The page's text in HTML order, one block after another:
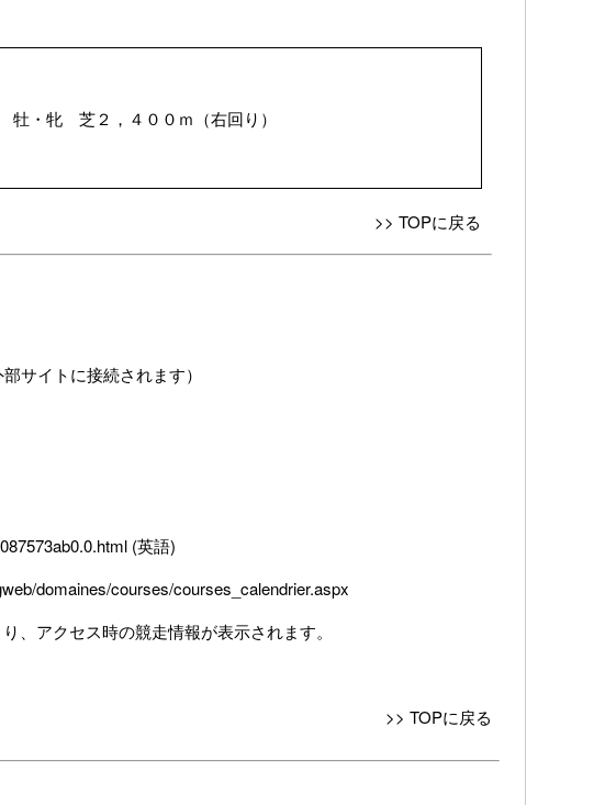
・牝 芝２，４００ｍ（右回り）
>> TOPに戻る
サイトに接続されます）
(英語)
domaines/courses/courses_calendrier.aspx
、アクセス時の競走情報が表示されます。
>> TOPに戻る